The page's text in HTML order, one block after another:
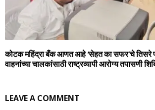
कोटक महिंद्रा बँक आणत आहे ‘सेहत का सफर’चे तिसरे
वाहनांच्या चालकांसाठी राष्ट्रव्यापी आरोग्य तपासणी
LEAVE A COMMENT